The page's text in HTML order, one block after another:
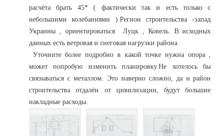
расчёта брать 45* ( фактически так и есть только с
небольшими колебаниями ).Регион строительства -запад
Украины , ориентироваться Луцк , Ковель. В исходных
данных есть ветровая и снеговая нагрузки района.
Уточните более подробно в какой точке нужна опора ,
может попробую изменить планировку.Не хотелось бы
связываться с металлом. Это наверно сложно, да и район
строительства отдалён от цивилизации, будут большие
накладные расходы.